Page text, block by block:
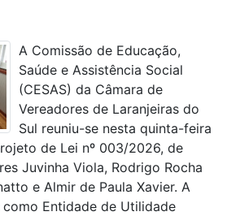
A Comissão de Educação,
Saúde e Assistência Social
(CESAS) da Câmara de
Vereadores de Laranjeiras do
Sul reuniu-se nesta quinta-feira
de Lei nº 003/2026, de
Juvinha Viola, Rodrigo Rocha
e Almir de Paula Xavier. A
Entidade de Utilidade